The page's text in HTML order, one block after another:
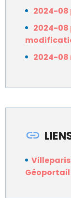
2024-08
2024-08
2024-08